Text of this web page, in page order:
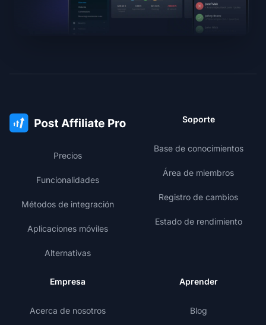
Precios
Funcionalidades
Métodos de integración
Aplicaciones móviles
Alternativas
Soporte
Base de conocimientos
Área de miembros
Registro de cambios
Estado de rendimiento
Empresa
Acerca de nosotros
Aprender
Blog